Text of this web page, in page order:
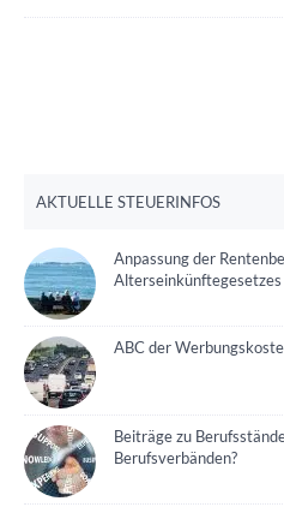
AKTUELLE STEUERINFOS
Anpassung der
Alterseinkünftegesetzes
ABC der
Beiträge zu
Berufsverbänden?